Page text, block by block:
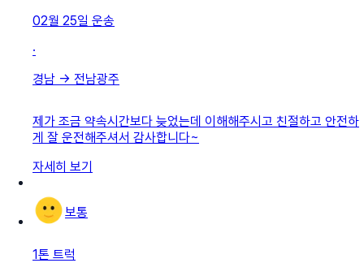
02월 25일 운송
·
경남 → 전남광주
제가 조금 약속시간보다 늦었는데 이해해주시고 친절하고 안전하
게 잘 운전해주셔서 감사합니다~
자세히 보기
보통
1톤 트럭